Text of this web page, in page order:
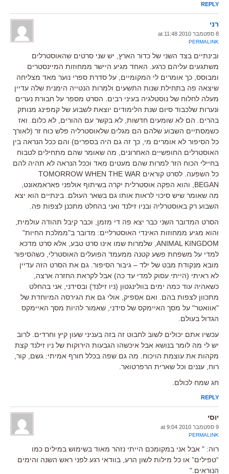
REPLY
רני
8 ספטמבר 2010 at 11:48
PERMALINK
ובינתיים בצד השני של כדור הארץ, יש שני סרטים שהאוסטרלים
משתגעים עליהם כרגע. האחד מגיע היישר ממחוזות המיינסטרים
ומבוסס, כך אומרים לי המקומיים, על סדרת ספרי נוער מאד מצליחה
שיצאה פה בתחילת שנות התשעים ולמרות הנטייה הימנית שלה עדיין
מעלה לחלוח של נוסטלגיה בעיני רבים. הסרט מספר על חבורת נערים
ונערות שלכבוד סיום שנת הלימודים יוצאת לשבוע של קמפינג מנותק
בהרים. הם לא שומעים חדשות, לא בקשר עם ההורים, לא כלום. ואז
כשמסתיים השבוע שלהם הם מגלים שלאוסטרליה פלש כוח זר (לאורך
כל הסיפור לא אומרים מי, כך זה גם היה בספרים) והם ככל הנראה בין
האוסטרלים החופשיים האחרונים, מה שאומר שהם מתחילים לטבוח
בחיילי הכוח הזר למרות שהם מעטים מאד וככל הנראה לא תהיה להם
כל השפעה. לסרט קוראים TOMORROW WHEN THE WAR
BEGAN, והוא הפקה אוסטרלית יקרה בשיתוף אולפני פאראמאונט,
מה שאומר שיש סיכוי לראות אותו גם בשאר העולם. בינתיים הוא יצא
השבוע רק באוסטרליה ובניו זילנד ואני בהחלט מתכנן לצפות פה.
הסרט המדובר השני כבר יצא פה די מזמן, וכבר קיבל תהודה עולמית,
והוא מגיע ממחוזות האינדי האוסטרליים: מדובר ב"ממלכת החיות"
ANIMAL KINGDOM, שלמרות שמו אינו סרט טבע, אלא סרט מדכא
למדי על משפחת פשע קטנה ממעמד הפועלים האוסטרלי, כשהסיפור
מובא מנקודת מבט של ילד – גיבור הסיפור. גם את הסרט הזה עדיין
לא ראיתי (הייתי עסוק למדי עד כה) אבל לקראת החזרה ארצה,
כשאהיה עוד כמה ימים בוולינגטון (ניו זילנד) ובסידני, אני בהחלט
מתכוון לצפות בהם. ואם אספיק, אולי גם את הגירסה המיוחדת של
"אוואטר" על מסך האיימקס של סידני, שאמור להיות מסך האיימקס
הגדול בעולם.
עכשיו אתם יכולים לשוב לחבוט זה בזה בעניני שעון קיץ וחרדים. לרוב
יש לי מה לומר בנושא אבל איכשהו הגבעות הירוקות של ניו זילנד קצת
מקהות את עוצמת הויכוח. מה גם שפה בכלל חורף אמיתי: גשם, קור,
רוח, עננים וכל שארית הרפרטואר.
חג שמח לכולם.
REPLY
יוסי
9 ספטמבר 2010 at 9:04
PERMALINK
רוה: " אבל אני במקומכם הייתי נזהר מאוד בשימוש במילים כמו
“טפילים” או כל מילות לשון הרע, בוודאי רגע לפני ראש השנה והימים
הנוראים."